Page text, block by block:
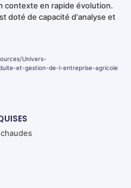
contexte en rapide évolution.
doté de capacité d'analyse et
Univers-
et-gestion-de-l-entreprise-agricole